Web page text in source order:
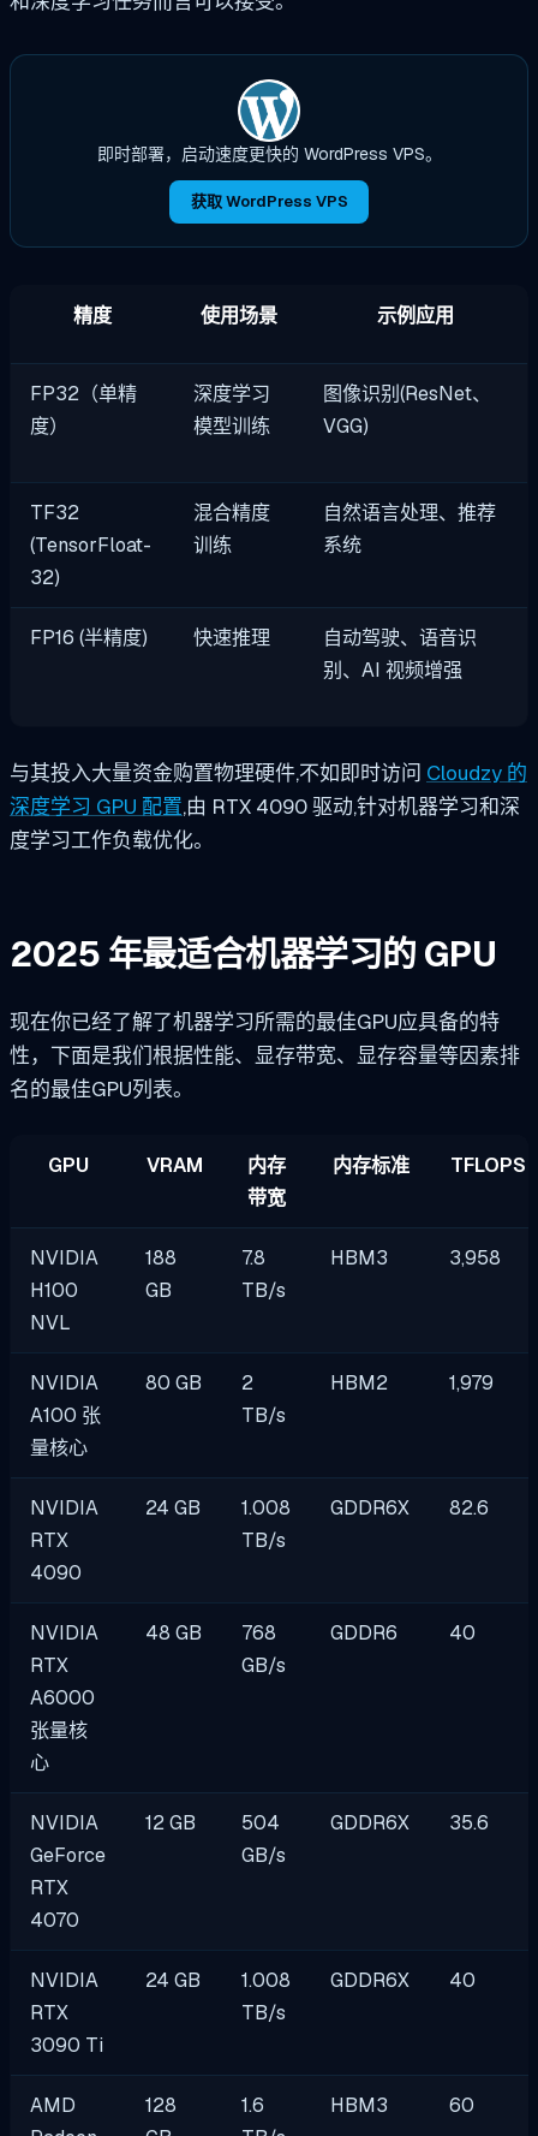
即时部署，启动速度更快的 WordPress VPS。
获取 WordPress VPS
精度 使用场景 示例应用
FP32（单精
度）
深度学习
模型训练
图像识别(ResNet、
VGG)
TF32
(TensorFloat-
32)
混合精度
训练
自然语言处理、推荐
系统
FP16 (半精度) 快速推理
自动驾驶、语音识
别、AI 视频增强
与其投入大量资金购置物理硬件,不如即时访问 Cloudzy 的
深度学习 GPU 配置,由 RTX 4090 驱动,针对机器学习和深
度学习工作负载优化。
2025 年最适合机器学习的 GPU
现在你已经了解了机器学习所需的最佳GPU应具备的特
性，下面是我们根据性能、显存带宽、显存容量等因素排
名的最佳GPU列表。
GPU VRAM
内存
带宽
内存标准 TFLOPS
NVIDIA
H100
NVL
188
GB
7.8
TB/s
HBM3 3,958
NVIDIA
A100 张
量核心
80 GB
2
TB/s
HBM2 1,979
NVIDIA
RTX
4090
24 GB
1.008
TB/s
GDDR6X 82.6
NVIDIA
RTX
A6000
张量核
心
48 GB
768
GB/s
GDDR6 40
NVIDIA
GeForce
RTX
4070
12 GB
504
GB/s
GDDR6X 35.6
NVIDIA
RTX
3090 Ti
24 GB
1.008
TB/s
GDDR6X 40
AMD
128
1.6
HBM3 60